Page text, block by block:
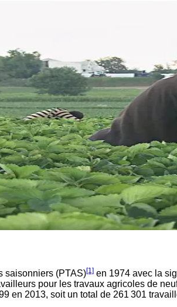
saisonniers (PTAS)[1] en 1974 avec la
pour les travaux agricoles de
en 2013, soit un total de 261 301